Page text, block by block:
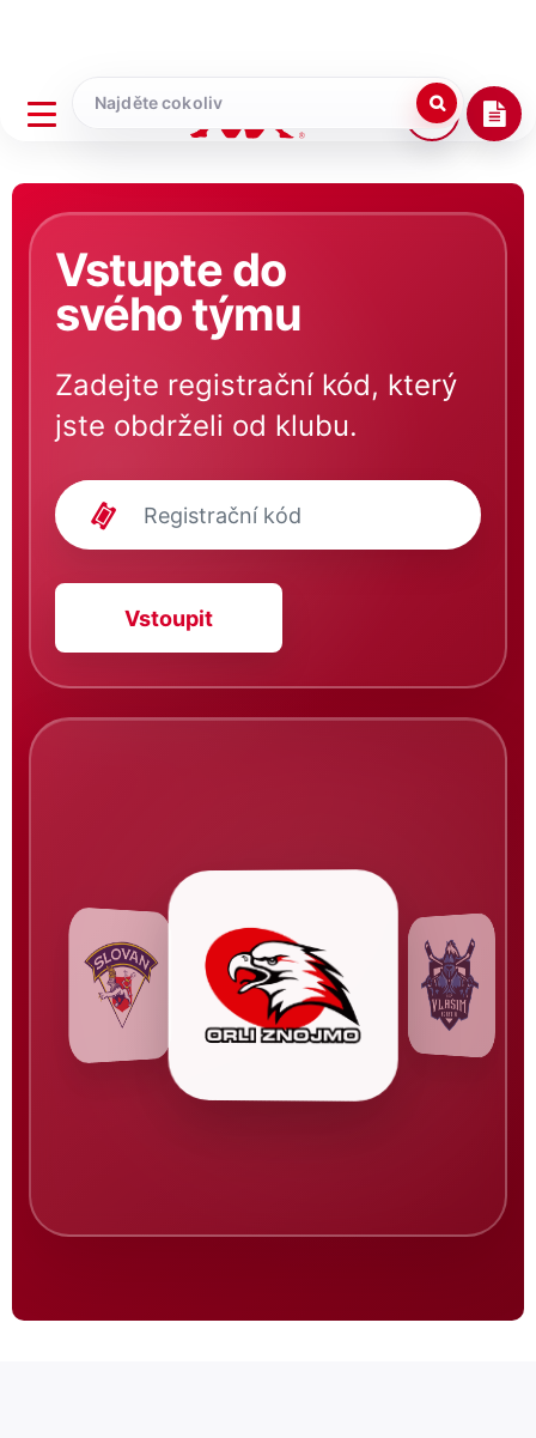
Vstupte do
svého týmu
Zadejte registrační kód, který
jste obdrželi od klubu.
Vstoupit